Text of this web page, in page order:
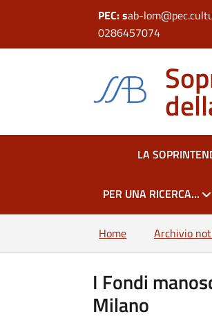
PEC: sab-
0286457074
HOME
LA
PER UNA RICERCA...
Home Archivio
I Fondi
Milano